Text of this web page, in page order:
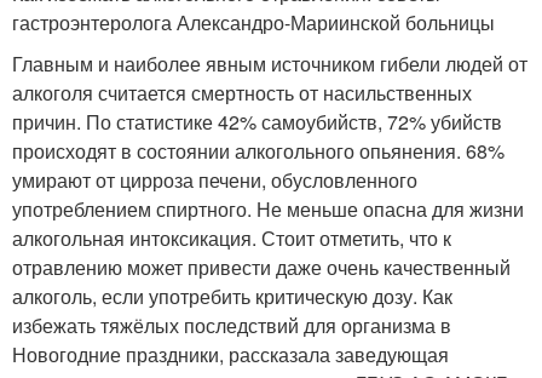
гастроэнтеролога Александро-Мариинской больницы
Главным и наиболее явным источником гибели людей от
алкоголя считается смертность от насильственных
причин. По статистике 42% самоубийств, 72% убийств
происходят в состоянии алкогольного опьянения. 68%
умирают от цирроза печени, обусловленного
употреблением спиртного. Не меньше опасна для жизни
алкогольная интоксикация. Стоит отметить, что к
отравлению может привести даже очень качественный
алкоголь, если употребить критическую дозу. Как
избежать тяжёлых последствий для организма в
Новогодние праздники, рассказала заведующая